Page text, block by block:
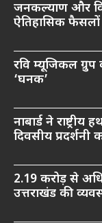
जनकल्याण और
ऐतिहासिक फैसलों
रवि म्यूजिकल
‘घनक’
नाबार्ड ने
दिवसीय
2.19 करोड़ से
उत्तराखंड की